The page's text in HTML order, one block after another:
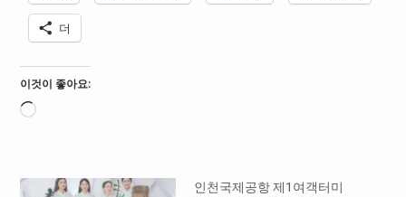
더
이것이 좋아요:
로
인천국제공항 제1여객터미